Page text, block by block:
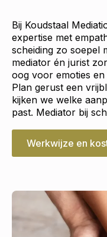
Bij Koudstaal
expertise met
scheiding zo soepel
mediator én jurist
oog voor emoties
Plan gerust een
kijken we welke
past. Mediator bij
Werkwijze en